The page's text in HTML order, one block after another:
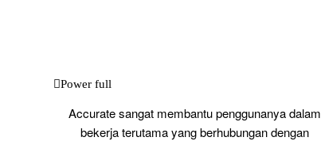
Power full
Accurate sangat membantu penggunanya dalam
bekerja terutama yang berhubungan dengan